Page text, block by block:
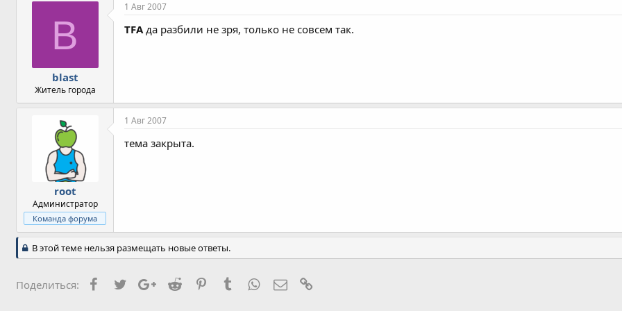
B
blast
Житель города
1 Авг 2007
TFA да разбили не зря, только не совсем так.
root
Администратор
Команда форума
1 Авг 2007
тема закрыта.
В этой теме нельзя размещать новые ответы.
Поделиться: Facebook
TwitterGoogle+
Reddit PinterestTumblrWhatsAppЭлектронная почта